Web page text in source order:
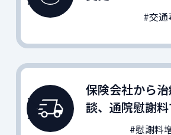
#交通
保険会社から
談、通院慰謝
#慰謝料